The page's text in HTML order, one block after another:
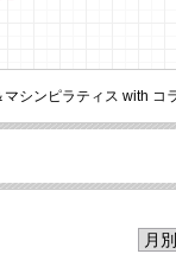
シンピラティス with コ